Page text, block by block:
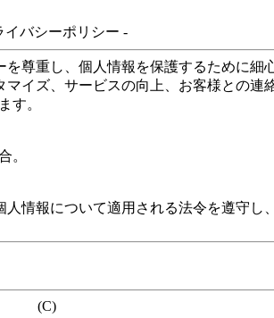
イバシーポリシー -
尊重し、個人情報を保護するために細
イズ、サービスの向上、お客様との
す。
。
情報について適用される法令を遵守し
(C)